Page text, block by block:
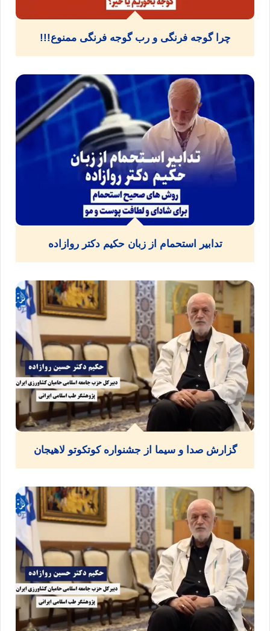
چرا گوجه فرنگی و رب گوجه فرنگی ممنوع!!!
تدابیر استحمام از زبان حکیم دکتر روازاده
گزارش صدا و سیما از جشنواره کوتکوتو لاهیجان